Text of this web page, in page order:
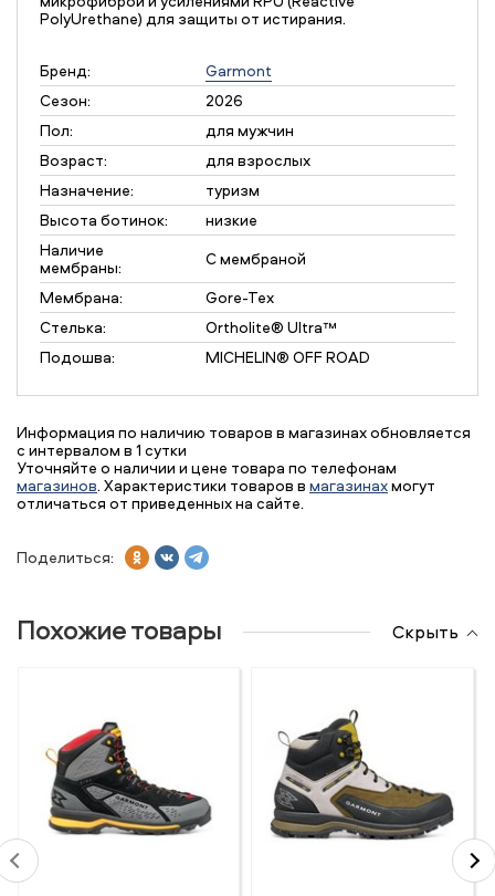
PolyUrethane) для защиты от истирания.
Бренд:
Garmont
Сезон:
2026
Пол:
для мужчин
Возраст:
для взрослых
Назначение:
туризм
Высота ботинок:
низкие
Наличие
мембраны:
С мембраной
Мембрана:
Gore-Tex
Стелька:
Ortholite® Ultra™
Подошва:
MICHELIN® OFF ROAD
Информация по наличию товаров в магазинах обновляется
с интервалом в 1 сутки
Уточняйте о наличии и цене товара по телефонам
магазинов. Характеристики товаров в магазинахмогут
отличаться от приведенных на сайте.
Поделиться:
Похожие товары Скрыть